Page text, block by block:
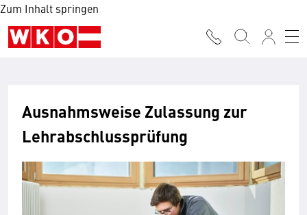
Zum Inhalt springen
Ausnahmsweise Zulassung zur
Lehrabschlussprüfung